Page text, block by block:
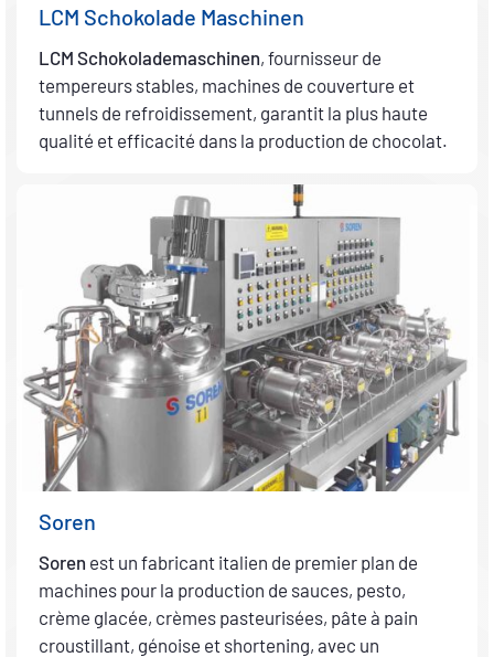
LCM Schokolade Maschinen
LCM Schokolademaschinen, fournisseur de
tempereurs stables, machines de couverture et
tunnels de refroidissement, garantit la plus haute
qualité et efficacité dans la production de chocolat.
Soren
Soren est un fabricant italien de premier plan de
machines pour la production de sauces, pesto,
crème glacée, crèmes pasteurisées, pâte à pain
croustillant, génoise et shortening, avec un